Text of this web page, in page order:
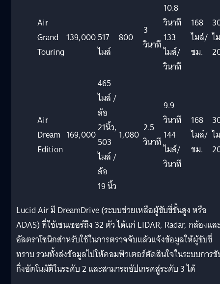
Air
Grand
Touring
139,000517
ไมล์
800
3
วินาที
10.8
วินาที
133
ไมล์/
วินาที
168
ไมล์/
ชม.
ไ
Air
Dream
Edition
169,000
465
ไมล์ /
ล้อ
21นิ้ว,
503
ไมล์ /
ล้อ
19 นิ้ว
1,080
2.5
วินาที
9.9
วินาที
144
ไมล์/
วินาที
168
ไมล์/
ชม.
ไ
Lucid Air มี DreamDrive (ระบบช่วยเหลือผู้ขับขี่ขั้นสูง หรือ
ADAS) ที่ใช้เซนเซอร์ถึง 32 ตัว ได้แก่ LIDAR, Radar, กล้องแล
อัลตราโซนิกสำหรับใช้ในการตรวจจับแล้วแจ้งข้อมูลให้ผู้ขับขี่
ทราบ รวมทั้งส่งข้อมูลไปให้คอมพิวเตอร์ตัดสินใจในระบบการ
กึ่งอัตโนมัติในระดับ 2 และสามารถอัปเกรดสู่ระดับ 3 ได้